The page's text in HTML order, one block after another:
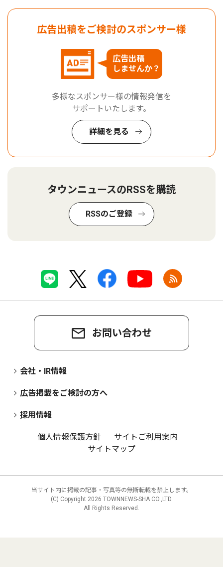
広告出稿をご検討のスポンサー様
広告出稿
しませんか？
多様なスポンサー様の情報発信を
サポートいたします。
詳細を見る
タウンニュースのRSSを購読
RSSのご登録
お問い合わせ
会社・IR情報
広告掲載をご検討の方へ
採用情報
個人情報保護方針
サイトご利用案内
サイトマップ
当サイト内に掲載の記事・写真等の無断転載を禁止します。
(C) Copyright 2026 TOWNNEWS-SHA CO.,LTD.
All Rights Reserved.